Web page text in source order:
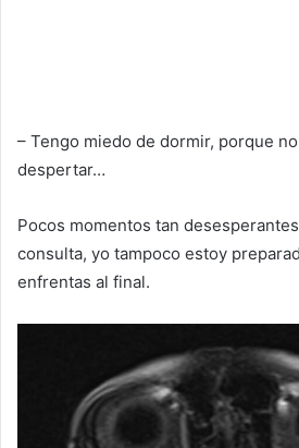
– Tengo miedo de dormir, porque
despertar…
Pocos momentos tan
consulta, yo tampoco estoy
enfrentas al final.